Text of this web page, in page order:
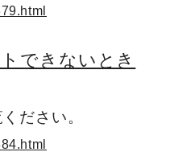
できないとき
ださい。